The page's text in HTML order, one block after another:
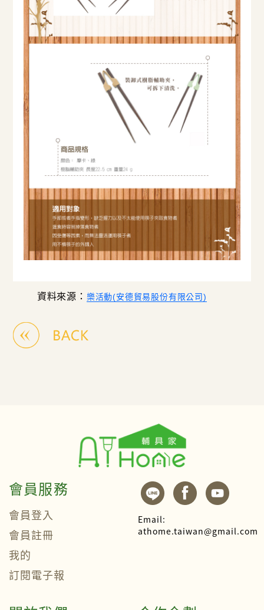
資料來源： 樂活動(安德貿易股份有限公司)
會員服務
會員登入
會員註冊
我的
訂閱電子報
Email:
athome.taiwan@gmail.com